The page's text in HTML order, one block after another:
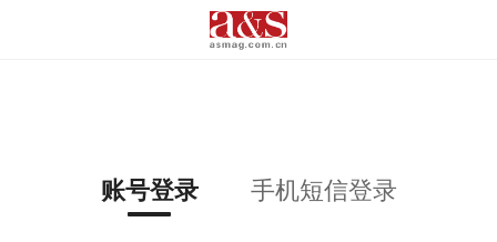
账号登录 手机短信登录